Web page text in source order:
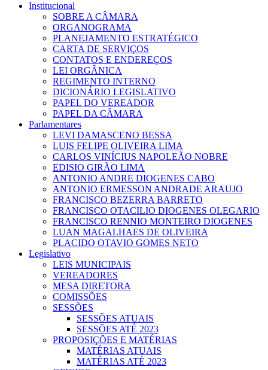
Institucional
SOBRE A CÂMARA
ORGANOGRAMA
PLANEJAMENTO ESTRATÉGICO
CARTA DE SERVIÇOS
CONTATOS E ENDEREÇOS
LEI ORGÂNICA
REGIMENTO INTERNO
DICIONÁRIO LEGISLATIVO
PAPEL DO VEREADOR
PAPEL DA CÂMARA
Parlamentares
LEVI DAMASCENO BESSA
LUIS FELIPE OLIVEIRA LIMA
CARLOS VINÍCIUS NAPOLEÃO NOBRE
EDISIO GIRÃO LIMA
ANTONIO ANDRE DIOGENES CABO
ANTONIO ERMESSON ANDRADE ARAUJO
FRANCISCO BEZERRA BARRETO
FRANCISCO OTACILIO DIOGENES OLEGARIO
FRANCISCO RENNIO MONTEIRO DIOGENES
LUAN MAGALHAES DE OLIVEIRA
PLACIDO OTAVIO GOMES NETO
Legislativo
LEIS MUNICIPAIS
VEREADORES
MESA DIRETORA
COMISSÕES
SESSÕES
SESSÕES ATUAIS
SESSÕES ATÉ 2023
PROPOSIÇÕES E MATÉRIAS
MATÉRIAS ATUAIS
MATÉRIAS ATÉ 2023